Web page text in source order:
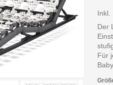
Inkl.
Der
Für